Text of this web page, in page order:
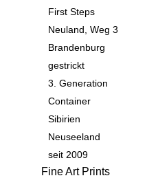
First Steps
Neuland, Weg 3
Brandenburg
gestrickt
3. Generation
Container
Sibirien
Neuseeland
seit 2009
Fine Art Prints